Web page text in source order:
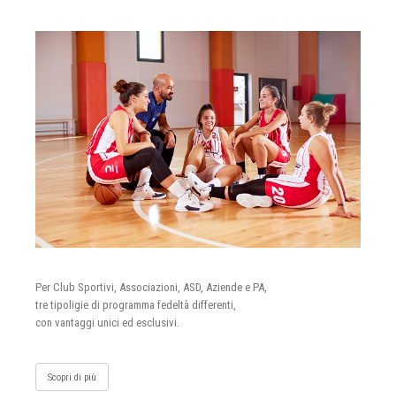
Per Club Sportivi, Associazioni, ASD, Aziende e PA,
tre tipoligie di programma fedeltà differenti,
con vantaggi unici ed esclusivi.
Scopri di più